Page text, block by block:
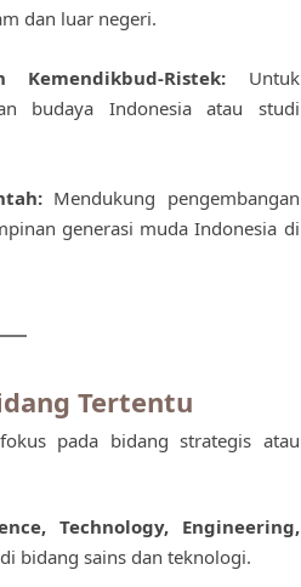
dan luar negeri.
Kemendikbud-Ristek: Untuk
budaya Indonesia atau studi
Mendukung pengembangan
generasi muda Indonesia di
Tertentu
pada bidang strategis atau
Technology, Engineering,
bidang sains dan teknologi.